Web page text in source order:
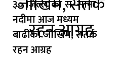
३० जिल्लाका स–साना
नदीमा आज मध्यम
बाढीको जोखिम, सतर्क
रहन आग्रह